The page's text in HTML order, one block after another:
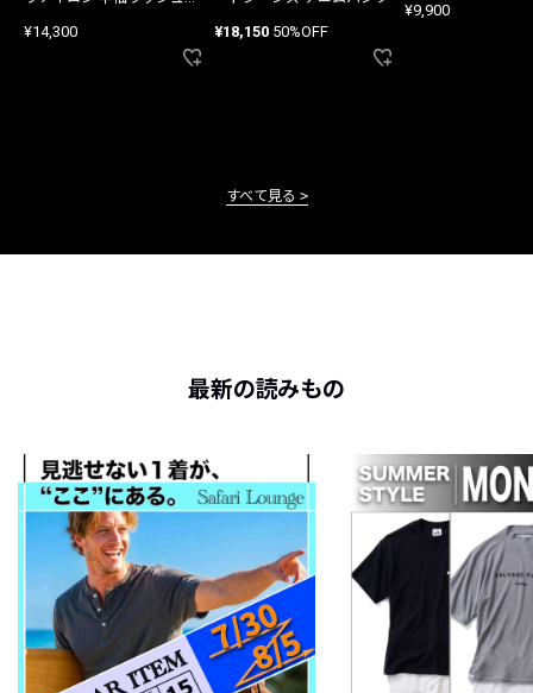
¥14,300 ¥18,150 50%OFF
¥9,900
すべて見る
最新の読みもの